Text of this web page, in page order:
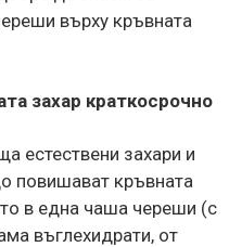
върху кръвната
захар краткосрочно
естествени захари и
повишават кръвната
в една чаша череши (с
въглехидрати, от